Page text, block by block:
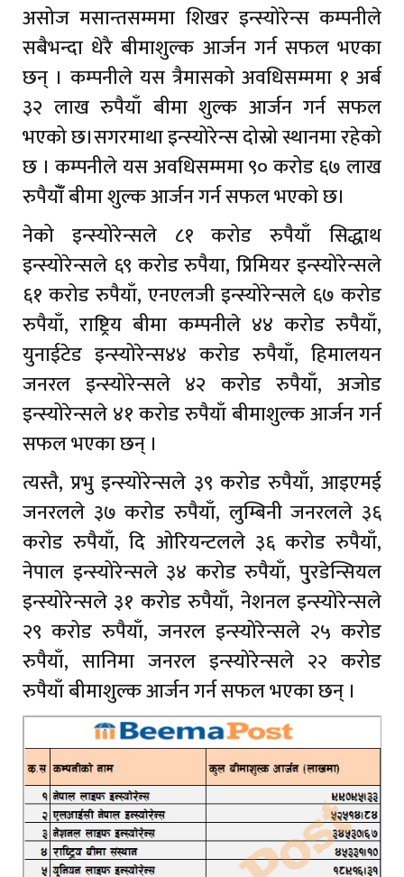
असोज मसान्तसम्ममा शिखर इन्स्योरेन्स कम्पनीले
सबैभन्दा धेरै बीमाशुल्क आर्जन गर्न सफल भएका
छन् । कम्पनीले यस त्रैमासको अवधिसम्ममा १ अर्ब
३२ लाख रुपैयाँ बीमा शुल्क आर्जन गर्न सफल
भएको छ।सगरमाथा इन्स्योरेन्स दोस्रो स्थानमा रहेको
छ । कम्पनीले यस अवधिसम्ममा ९० करोड ६७ लाख
रुपैयाँँ बीमा शुल्क आर्जन गर्न सफल भएको छ।
नेको इन्स्योरेन्सले ८१ करोड रुपैयाँ सिद्धाथ
इन्स्योरेन्सले ६९ करोड रुपैया, प्रिमियर इन्स्योरेन्सले
६१ करोड रुपैयाँ, एनएलजी इन्स्योरेन्सले ६७ करोड
रुपैयाँ, राष्ट्रिय बीमा कम्पनीले ४४ करोड रुपैयाँ,
युनाईटेड इन्स्योरेन्स४४ करोड रुपैयाँ, हिमालयन
जनरल इन्स्योरेन्सले ४२ करोड रुपैयाँ, अजोड
इन्स्योरेन्सले ४१ करोड रुपैयाँ बीमाशुल्क आर्जन गर्न
सफल भएका छन् ।
त्यस्तै, प्रभु इन्स्योरेन्सले ३९ करोड रुपैयाँ, आइएमई
जनरलले ३७ करोड रुपैयाँ, लुम्बिनी जनरलले ३६
करोड रुपैयाँ, दि ओरियन्टलले ३६ करोड रुपैयाँ,
नेपाल इन्स्योरेन्सले ३४ करोड रुपैयाँ, पु्रडेन्सियल
इन्स्योरेन्सले ३१ करोड रुपैयाँ, नेशनल इन्स्योरेन्सले
२९ करोड रुपैयाँ, जनरल इन्स्योरेन्सले २५ करोड
रुपैयाँ, सानिमा जनरल इन्स्योरेन्सले २२ करोड
रुपैयाँ बीमाशुल्क आर्जन गर्न सफल भएका छन् ।